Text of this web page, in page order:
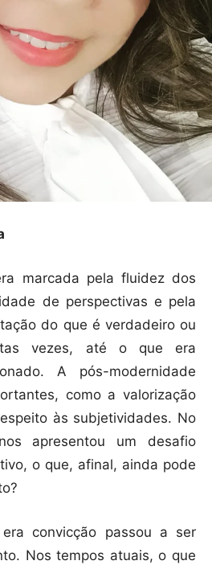
marcada pela fluidez dos
de perspectivas e pela
do que é verdadeiro ou
vezes, até o que era
A pós-modernidade
como a valorização
às subjetividades. No
apresentou um desafio
o que, afinal, ainda pode
convicção passou a ser
Nos tempos atuais, o que